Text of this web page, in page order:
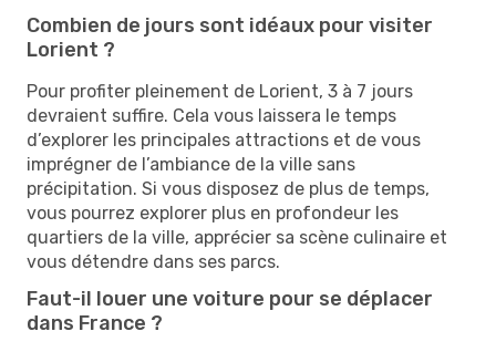
Combien de jours sont idéaux pour visiter
Lorient ?
Pour profiter pleinement de Lorient, 3 à 7 jours
devraient suffire. Cela vous laissera le temps
d’explorer les principales attractions et de vous
imprégner de l’ambiance de la ville sans
précipitation. Si vous disposez de plus de temps,
vous pourrez explorer plus en profondeur les
quartiers de la ville, apprécier sa scène culinaire et
vous détendre dans ses parcs.
Faut-il louer une voiture pour se déplacer
dans France ?